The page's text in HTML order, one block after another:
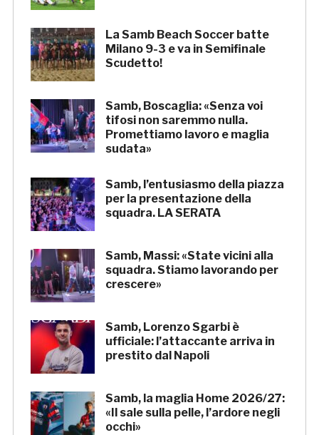
La Samb Beach Soccer batte
Milano 9-3 e va in Semifinale
Scudetto!
Samb, Boscaglia: «Senza voi
tifosi non saremmo nulla.
Promettiamo lavoro e maglia
sudata»
Samb, l’entusiasmo della piazza
per la presentazione della
squadra. LA SERATA
Samb, Massi: «State vicini alla
squadra. Stiamo lavorando per
crescere»
Samb, Lorenzo Sgarbi è
ufficiale: l’attaccante arriva in
prestito dal Napoli
Samb, la maglia Home 2026/27:
«Il sale sulla pelle, l’ardore negli
occhi»